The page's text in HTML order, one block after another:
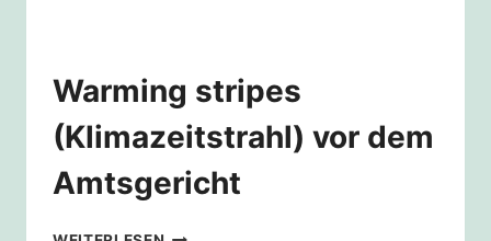
Warming stripes
(Klimazeitstrahl) vor dem
Amtsgericht
WARMING